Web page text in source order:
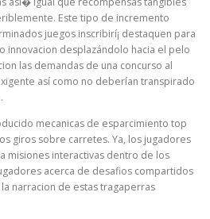
Este tipo de incremento
juegos inscribirí¡ destaquen para
innovacion desplazándolo hacia el pelo
las demandas de una concurso al
así­ como no deberían transpirado
mecanicas de esparcimiento top
giros sobre carretes. Ya, los jugadores
misiones interactivas dentro de los
acerca de desafios compartidos
narracion de estas tragaperras